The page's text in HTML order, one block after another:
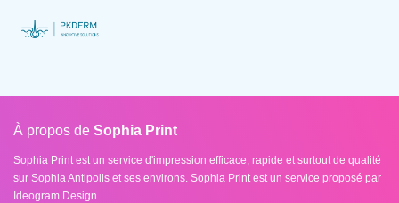
À propos de Sophia Print
Sophia Print est un service d'impression efficace, rapide et surtout de qualité
sur Sophia Antipolis et ses environs. Sophia Print est un service proposé par
Ideogram Design.